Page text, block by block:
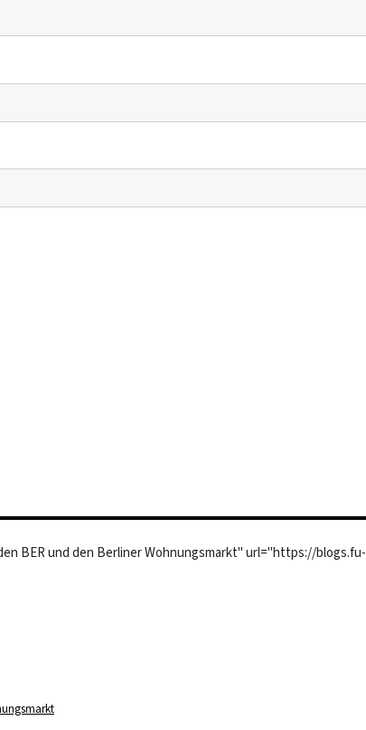
BER und den Berliner Wohnungsmarkt" url="https://blogs.fu-